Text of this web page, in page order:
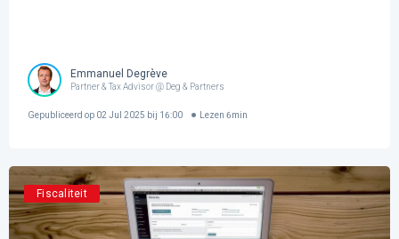
Emmanuel Degrève
Partner & Tax Advisor @ Deg & Partners
Gepubliceerd op 02 Jul 2025 bij 16:00 Lezen 6min
Fiscaliteit